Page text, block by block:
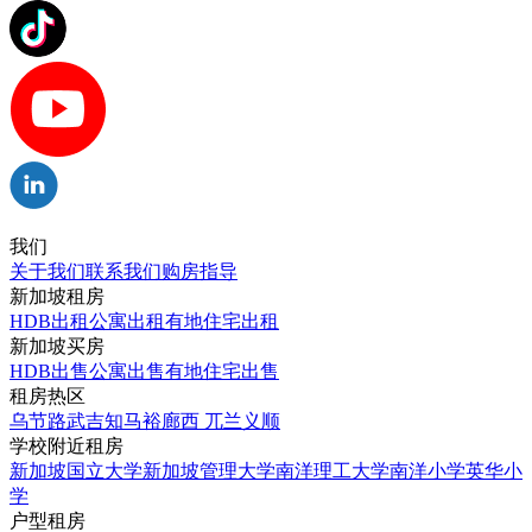
我们
关于我们联系我们购房指导
新加坡租房
HDB出租公寓出租有地住宅出租
新加坡买房
HDB出售公寓出售有地住宅出售
租房热区
乌节路武吉知马裕廊西 兀兰 义顺
学校附近租房
新加坡国立大学新加坡管理大学南洋理工大学南洋小学英华小
学
户型租房